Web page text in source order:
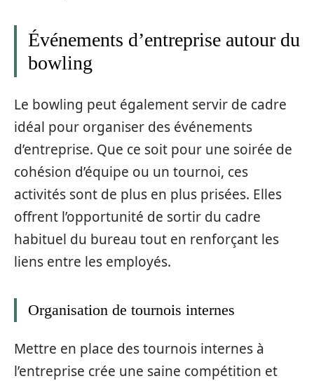
Événements d’entreprise autour du
bowling
Le bowling peut également servir de cadre
idéal pour organiser des événements
d’entreprise. Que ce soit pour une soirée de
cohésion d’équipe ou un tournoi, ces
activités sont de plus en plus prisées. Elles
offrent l’opportunité de sortir du cadre
habituel du bureau tout en renforçant les
liens entre les employés.
Organisation de tournois internes
Mettre en place des tournois internes à
l’entreprise crée une saine compétition et